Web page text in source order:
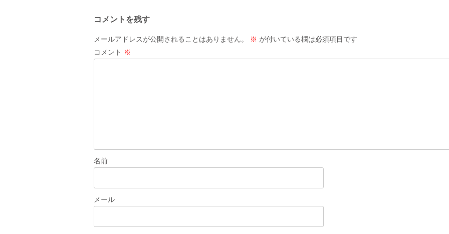
ビ
ゲ
ー
コメントを残す
メールアドレスが公開されることはありません。 ※ が付いている欄は必須項目です
コメント ※
名前
メール